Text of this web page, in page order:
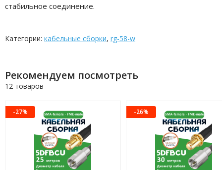
стабильное соединение.
Категории: кабельные сборки, rg-58-w
Рекомендуем посмотреть
12 товаров
-27% -26%